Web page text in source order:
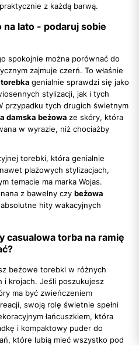
z każdą barwą.
lato - podaruj sobie
spokojnie można porównać do
zajmuje czerń. To właśnie
genialnie sprawdzi się jako
stylizacji, jak i tych
przypadku tych drugich świetnym
damska beżowa ze skóry, która
w wyrazie, niż chociażby
torebki, która genialnie
plażowych stylizacjach,
temacie ma marka Wojas.
z bawełny czy beżowa
hity wakacyjnych
casualowa torba na ramię
beżowe torebki w różnych
i krojach. Jeśli poszukujesz
ma być zwieńczeniem
swoją rolę świetnie spełni
łańcuszkiem, która
i kompaktowy puder do
które lubią mieć wszystko pod